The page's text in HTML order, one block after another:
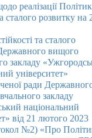
реалізації
сталого розвитку на
та сталого
вищого
закладу
університет»
ради
закладу
національний
від 21 лютого 2023
№2) «Про